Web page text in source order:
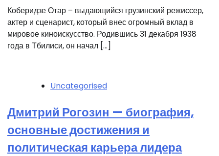
Коберидзе Отар – выдающийся грузинский режиссер,
актер и сценарист, который внес огромный вклад в
мировое киноискусство. Родившись 31 декабря 1938
года в Тбилиси, он начал […]
Uncategorised
Дмитрий Рогозин — биография,
основные достижения и
политическая карьера лидера